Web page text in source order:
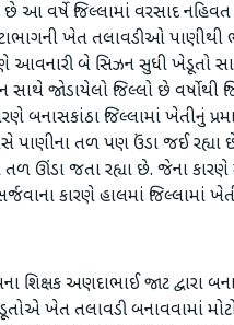
આ વર્ષે જિલ્લામાં વરસાદ
ખેત તલાવડીઓ પાણીથી
આવનારી બે સિઝન સુધી ખેડૂતો
જોડાયેલો જિલ્લો છે વર્ષોથી
બનાસકાંઠા જિલ્લામાં ખેતીનું
પાણીના તળ પણ ઉંડા જઈ રહ્યા
તળ ઊંડા જતા રહ્યા છે. જેના કારણે
કારણે હાલમાં જિલ્લામાં
શિક્ષક અણદાભાઈ જાટ દ્વારા
ખેત તલાવડી બનાવવામાં